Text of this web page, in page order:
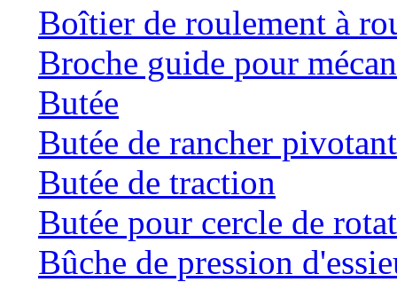
Boîtier de roulement à
Broche guide pour
Butée
Butée de rancher
Butée de traction
Butée pour cercle de
Bûche de pression